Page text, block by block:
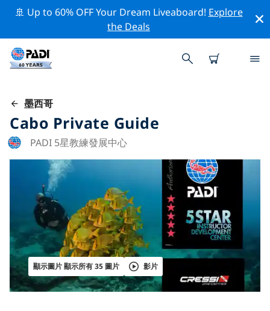
🚢 Up to 60% OFF Your Dream Liveaboard! Explore
the Deals
墨西哥
Cabo Private Guide
PADI 5星教練發展中心
顯示圖片 顯示所有 35 圖片 影片